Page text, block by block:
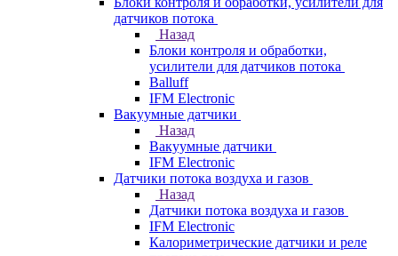
датчиков потока
Назад
Блоки контроля и обработки,
усилители для датчиков потока
Balluff
IFM Electronic
Вакуумные датчики
Назад
Вакуумные датчики
IFM Electronic
Датчики потока воздуха и газов
Назад
Датчики потока воздуха и газов
IFM Electronic
Калориметрические датчики и реле